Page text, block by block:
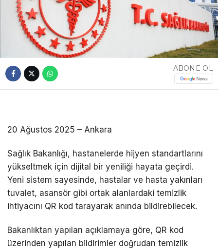
ABONE OL
20 Ağustos 2025 – Ankara
Sağlık Bakanlığı, hastanelerde hijyen standartlarını
yükseltmek için dijital bir yeniliği hayata geçirdi.
Yeni sistem sayesinde, hastalar ve hasta yakınları
tuvalet, asansör gibi ortak alanlardaki temizlik
ihtiyacını QR kod tarayarak anında bildirebilecek.
Bakanlıktan yapılan açıklamaya göre, QR kod
üzerinden yapılan bildirimler doğrudan temizlik